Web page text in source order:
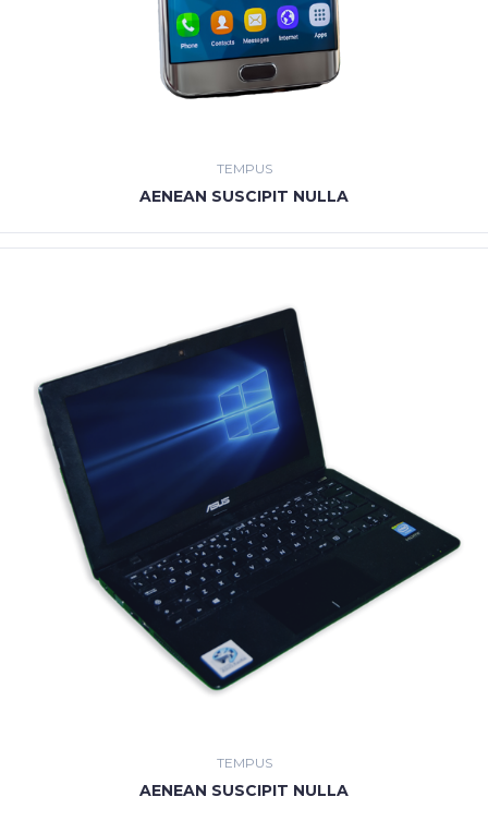
TEMPUS
AENEAN SUSCIPIT NULLA
TEMPUS
AENEAN SUSCIPIT NULLA